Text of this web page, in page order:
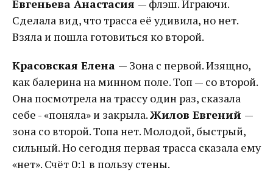
Евгеньева Анастасия — флэш. Играючи.
Сделала вид, что трасса её удивила, но нет.
Взяла и пошла готовиться ко второй.
Красовская Елена — Зона с первой. Изящно,
как балерина на минном поле. Топ — со второй.
Она посмотрела на трассу один раз, сказала
себе - «поняла» и закрыла.Жилов Евгений —
зона со второй. Топа нет. Молодой, быстрый,
сильный. Но сегодня первая трасса сказала ему
«нет». Счёт 0:1 в пользу стены.